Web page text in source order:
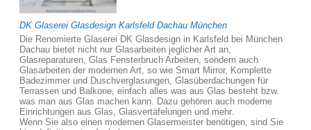
DK Glaserei Glasdesign Karlsfeld Dachau München
Die Renomierte Glaserei DK Glasdesign in Karlsfeld bei München
Dachau bietet nicht nur Glasarbeiten jeglicher Art an,
Glasreparaturen, Glas Fensterbruch Arbeiten, sondern auch
Glasarbeiten der modernen Art, so wie Smart Mirror, Komplette
Badezimmer und Duschverglasungen, Glasüberdachungen für
Terrassen und Balkone, einfach alles was aus Glas besteht bzw.
was man aus Glas machen kann. Dazu gehören auch moderne
Einrichtungen aus Glas, Glasvertäfelungen und mehr.
Wenn Sie also einen modernen Glasermeister benötigen, sind Sie